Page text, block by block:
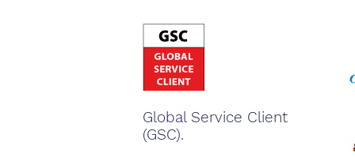
Global Service Client
(GSC).